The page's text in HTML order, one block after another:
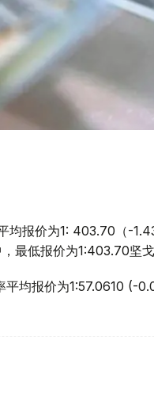
均报价为1: 403.70（-
最低报价为1:403.70坚
平均报价为1:57.0610 (-